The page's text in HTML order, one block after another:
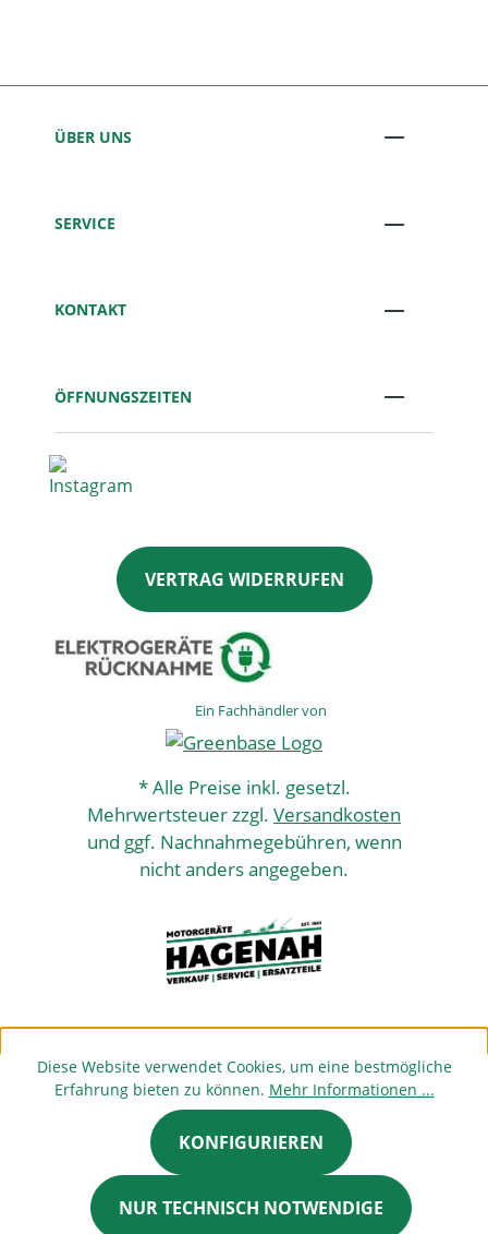
ÜBER UNS
SERVICE
KONTAKT
ÖFFNUNGSZEITEN
VERTRAG WIDERRUFEN
Ein Fachhändler von
* Alle Preise inkl. gesetzl.
Mehrwertsteuer zzgl. Versandkosten
und ggf. Nachnahmegebühren, wenn
nicht anders angegeben.
Diese Website verwendet Cookies, um eine bestmögliche
Erfahrung bieten zu können. Mehr Informationen ...
NUR TECHNISCH NOTWENDIGE
KONFIGURIEREN